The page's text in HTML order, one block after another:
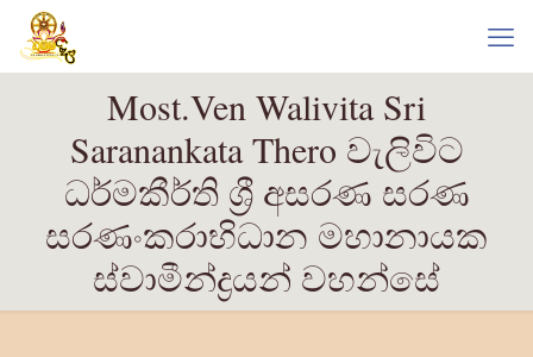
Most.Ven Walivita Sri
Saranankata Thero වැලිවිට
ධර්මකීර්ති ශ්‍රී අසරණ සරණ
සරණංකරාභිධාන මහානායක
ස්වාමීන්ද්‍රයන් වහන්සේ